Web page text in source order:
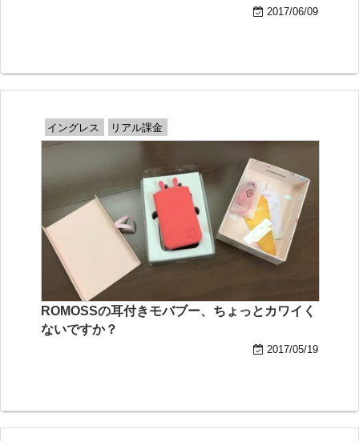
2017/06/09
イングレス リアル課金
ROMOSSの耳付きモバブー、ちょっとカワイく
ないですか？
2017/05/19